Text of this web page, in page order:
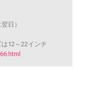
日）
12～22インチ